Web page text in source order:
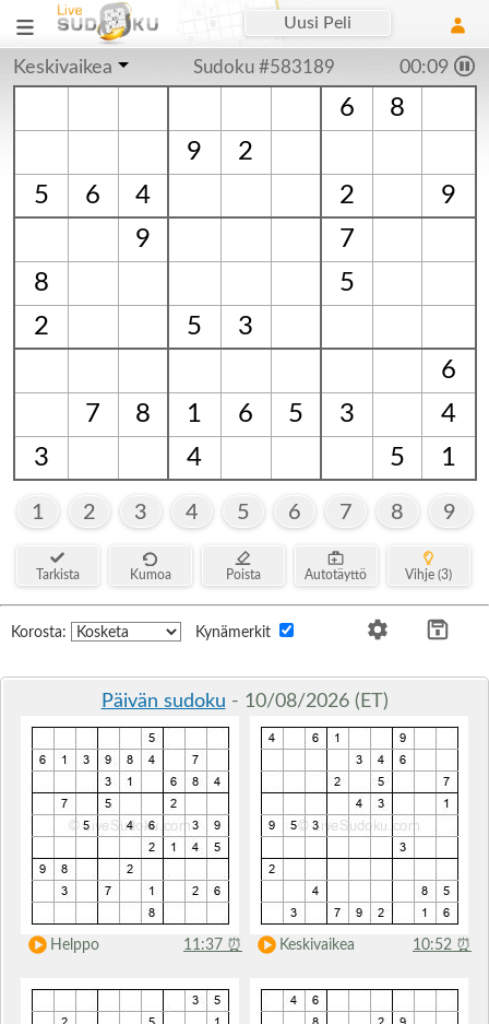
Uusi Peli
Keskivaikea Sudoku #583189 00:09
6
8
9
2
5
6 4 2
9
9
7
8
5
2
5
3
6
7
8 1 6 5 3
4
3
4 5 1
1 2 3 4 5 6 7 8 9
Tarkista Kumoa Poista Autotäyttö Vihje (3)
Korosta: Kynämerkit
Päivän sudoku - 10/08/2026 (ET)
Helppo 11:37 ⏰ Keskivaikea 10:52 ⏰